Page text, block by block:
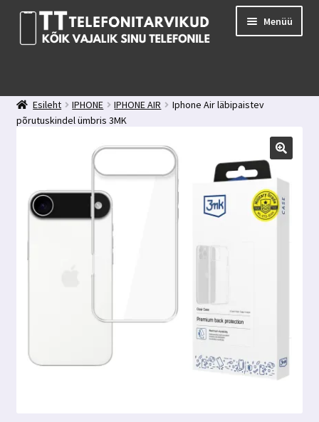
Liigu
navigeerimisele
Liigu
juurde
Menüü
Minu konto
Tagasiside
Esileht IPHONE IPHONE AIR
Iphone Air läbipaistev
põrutuskindel ümbris 3MK